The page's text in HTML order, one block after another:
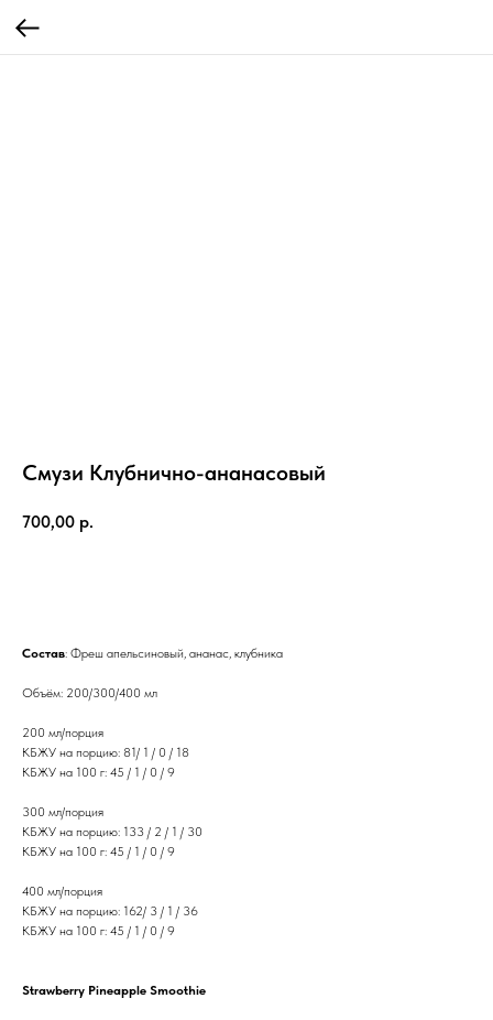
Смузи Клубнично-ананасовый
700,00 р.
Состав: Фреш апельсиновый, ананас, клубника
Объём: 200/300/400 мл
200 мл/порция
КБЖУ на порцию: 81/ 1 / 0 / 18
КБЖУ на 100 г: 45 / 1 / 0 / 9
300 мл/порция
КБЖУ на порцию: 133 / 2 / 1 / 30
КБЖУ на 100 г: 45 / 1 / 0 / 9
400 мл/порция
КБЖУ на порцию: 162/ 3 / 1 / 36
КБЖУ на 100 г: 45 / 1 / 0 / 9
Strawberry Pineapple Smoothie